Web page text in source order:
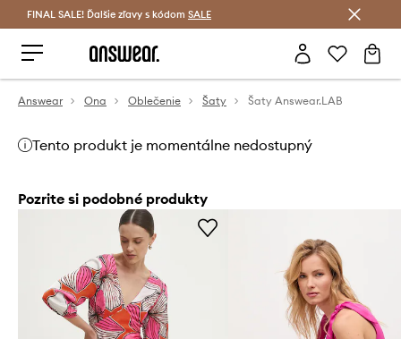
Šetrite s Answear Club >
FINAL SALE! Ďalšie zľavy s kódom SALE
Answear Ona Oblečenie Šaty Šaty Answear.LAB
Tento produkt je momentálne nedostupný
Pozrite si podobné produkty